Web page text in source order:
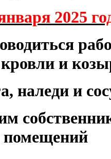
2025
кровли и
наледи и
помещений